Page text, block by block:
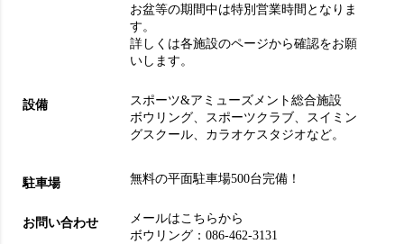
お盆等の期間中は特別営業時間となりま
す。
詳しくは各施設のページから確認をお願
いします。
設備
スポーツ&アミューズメント総合施設
ボウリング
スポーツクラブ
スイミン
グスクール
カラオケスタジオなど。
駐車場 無料の平面駐車場500台完備！
お問い合わせ
メールはこちらから
ボウリング：086-462-3131